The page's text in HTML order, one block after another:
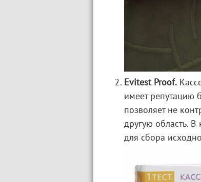
Evitest Proof.
имеет репутацию
позволяет не
другую область. В
для сбора